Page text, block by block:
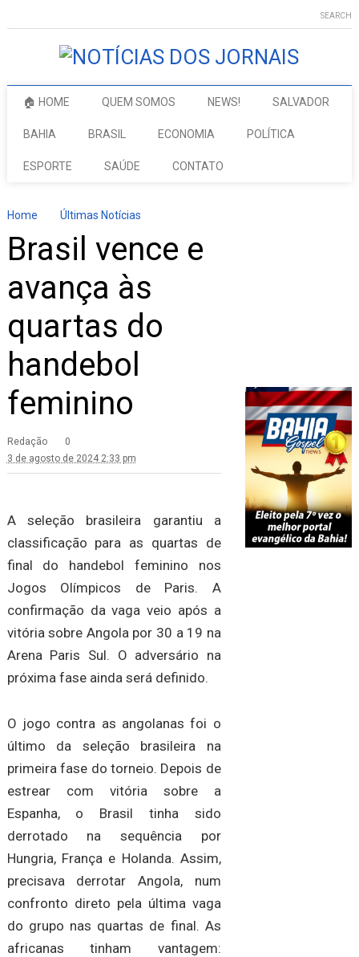
SEARCH
🏠 HOME QUEM SOMOS NEWS! SALVADOR
BAHIA BRASIL ECONOMIA POLÍTICA
ESPORTE SAÚDE CONTATO
Home Últimas Notícias
Brasil vence e
avança às
quartas do
handebol
feminino
Redação
0
3 de agosto de 2024 2:33 pm
A seleção brasileira garantiu a
classificação para as quartas de
final do handebol feminino nos
Jogos Olímpicos de Paris. A
confirmação da vaga veio após a
vitória sobre Angola por 30 a 19 na
Arena Paris Sul. O adversário na
próxima fase ainda será definido.
O jogo contra as angolanas foi o
último da seleção brasileira na
primeira fase do torneio. Depois de
estrear com vitória sobre a
Espanha, o Brasil tinha sido
derrotado na sequência por
Hungria, França e Holanda. Assim,
precisava derrotar Angola, num
confronto direto pela última vaga
do grupo nas quartas de final. As
africanas tinham vantagem: